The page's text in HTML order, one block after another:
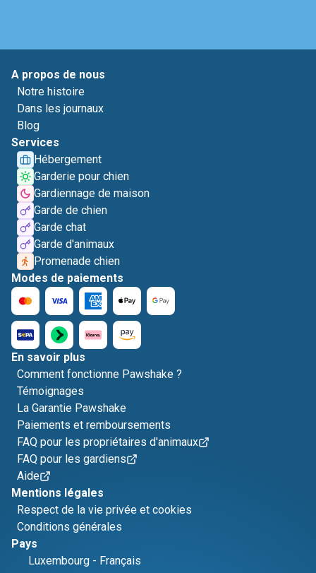
A propos de nous
Notre histoire
Dans les journaux
Blog
Services
Hébergement
Garderie pour chien
Gardiennage de maison
Garde de chien
Garde chat
Garde d'animaux
Promenade chien
Modes de paiements
En savoir plus
Comment fonctionne Pawshake ?
Témoignages
La Garantie Pawshake
Paiements et remboursements
FAQ pour les propriétaires d'animaux
FAQ pour les gardiens
Aide
Mentions légales
Respect de la vie privée et cookies
Conditions générales
Pays
Luxembourg - Français